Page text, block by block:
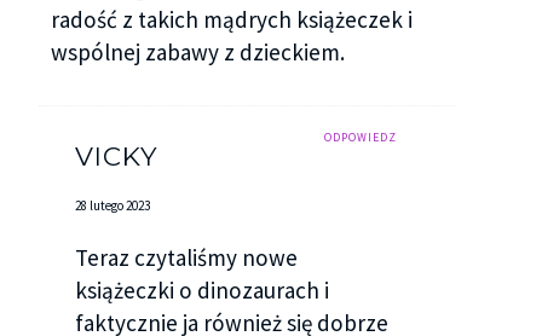
radość z takich mądrych książeczek i
wspólnej zabawy z dzieckiem.
ODPOWIEDZ
VICKY
28 lutego 2023
Teraz czytaliśmy nowe
książeczki o dinozaurach i
faktycznie ja również się dobrze